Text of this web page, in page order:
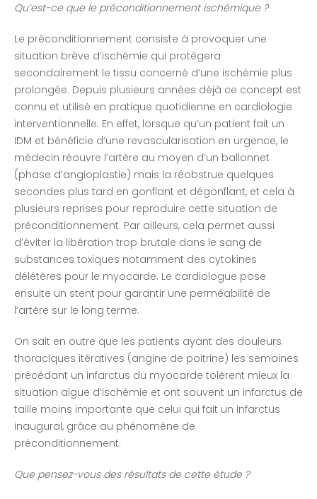
Qu’est-ce que le préconditionnement ischémique ?
Le préconditionnement consiste à provoquer une
situation brève d’ischémie qui protègera
secondairement le tissu concerné d’une ischémie plus
prolongée. Depuis plusieurs années déjà ce concept est
connu et utilisé en pratique quotidienne en cardiologie
interventionnelle. En effet, lorsque qu’un patient fait un
IDM et bénéficie d’une revascularisation en urgence, le
médecin réouvre l’artère au moyen d’un ballonnet
(phase d’angioplastie) mais la réobstrue quelques
secondes plus tard en gonflant et dégonflant, et cela à
plusieurs reprises pour reproduire cette situation de
préconditionnement. Par ailleurs, cela permet aussi
d’éviter la libération trop brutale dans le sang de
substances toxiques notamment des cytokines
délétères pour le myocarde. Le cardiologue pose
ensuite un stent pour garantir une perméabilité de
l’artère sur le long terme.
On sait en outre que les patients ayant des douleurs
thoraciques itératives (angine de poitrine) les semaines
précédant un infarctus du myocarde tolèrent mieux la
situation aiguë d’ischémie et ont souvent un infarctus de
taille moins importante que celui qui fait un infarctus
inaugural, grâce au phénomène de
préconditionnement.
Que pensez-vous des résultats de cette étude ?